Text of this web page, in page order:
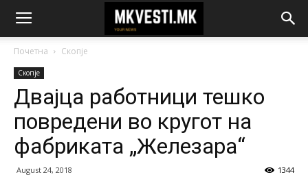
Почетна Скопје
Скопје
Двајца работници тешко
повредени во кругот на
фабриката „Железара“
August 24, 2018 1344